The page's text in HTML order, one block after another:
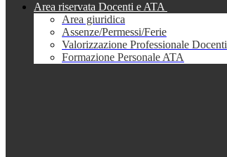
Area riservata Docenti e ATA
Area giuridica
Assenze/Permessi/Ferie
Valorizzazione Professionale Docenti
Formazione Personale ATA